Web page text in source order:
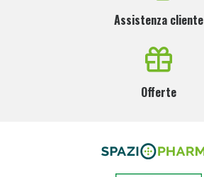
Assistenza cliente
Offerte